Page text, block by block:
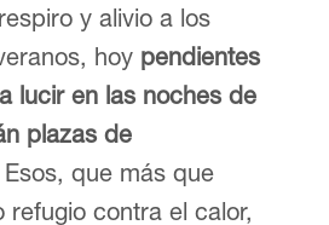
y alivio a los
hoy pendientes
lucir en las noches de
plazas de
Esos, que más que
refugio contra el calor,